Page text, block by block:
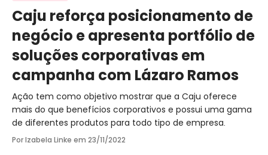
Caju reforça posicionamento de
negócio e apresenta portfólio de
soluções corporativas em
campanha com Lázaro Ramos
Ação tem como objetivo mostrar que a Caju oferece
mais do que benefícios corporativos e possui uma gama
de diferentes produtos para todo tipo de empresa.
Por Izabela Linke em 23/11/2022